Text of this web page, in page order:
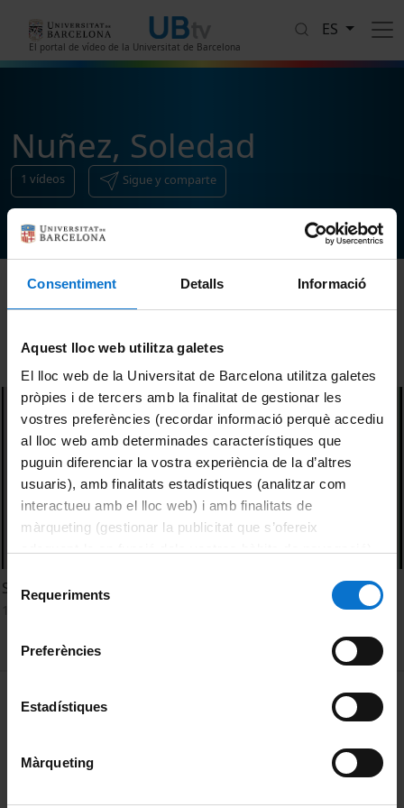
Consentiment Detalls Informació
Aquest lloc web utilitza galetes
El lloc web de la Universitat de Barcelona utilitza galetes
pròpies i de tercers amb la finalitat de gestionar les
vostres preferències (recordar informació perquè accediu
al lloc web amb determinades característiques que
puguin diferenciar la vostra experiència de la d’altres
usuaris), amb finalitats estadístiques (analitzar com
interactueu amb el lloc web) i amb finalitats de
màrqueting (gestionar la publicitat que s’ofereix
consultar laPolítica de galetes del lloc web de la
de Requeriments
Preferències
Estadístiques
Màrqueting
El portal de vídeo de la Universitat de Barcelona
ES
Nuñez, Soledad
1 vídeos Sigue y comparte
Ordenar
Sustainable Finance
MENÚ PEU 1
Política de Cookies
Privacidad y términos